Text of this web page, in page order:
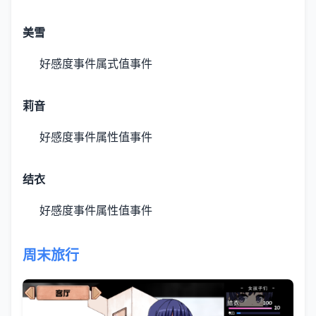
美雪
好感度事件属式值事件
莉音
好感度事件属性值事件
结衣
好感度事件属性值事件
周末旅行